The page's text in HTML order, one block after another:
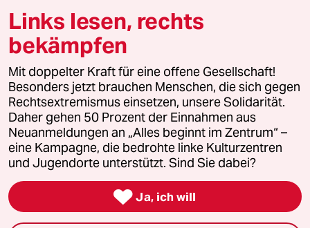
© 2026 taz Verlags und Vertriebs GmbH
Alle Rechte vorbehalten. Bei rechtlichen Fragen oder für Genehmigungen
wenden Sie sich bitte an
lizenzen@taz.de
Feedback Redaktionsstatut Kommune-Richtlinien
Leitlinie Informant Datenschutz Impressum AGB
Seitenwende Einwilligungen widerrufen (Ads)
Links lesen, rechts
bekämpfen
Mit doppelter Kraft für eine offene Gesellschaft!
Besonders jetzt brauchen Menschen, die sich gegen
Rechtsextremismus einsetzen, unsere Solidarität.
Daher gehen 50 Prozent der Einnahmen aus
Neuanmeldungen an „Alles beginnt im Zentrum“ –
eine Kampagne, die bedrohte linke Kulturzentren
und Jugendorte unterstützt. Sind Sie dabei?
 Ja, ich will